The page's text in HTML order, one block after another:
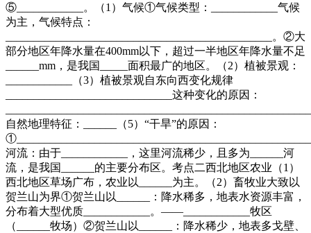
⑤____________。（1）气候①气候类型：____________气候
为主，气候特点：
________________________________________________。②大
部分地区年降水量在400mm以下，超过一半地区年降水量不足
______mm，是我国_____面积最广的地区。（2）植被景观：
____________（3）植被景观自东向西变化规律
______________________________这种变化的原因：
自然地理特征：______（5）“干旱”的原因：
河流：由于____________，这里河流稀少，且多为______河
流，是我国______的主要分布区。考点二西北地区农业（1）
西北地区草场广布，农业以______为主。（2）畜牧业大致以
贺兰山为界①贺兰山以______：降水稀多，地表水资源丰富，
分布着大型优质____________。——____________牧区
（______牧场）②贺兰山以______：降水稀少，地表多戈壁、